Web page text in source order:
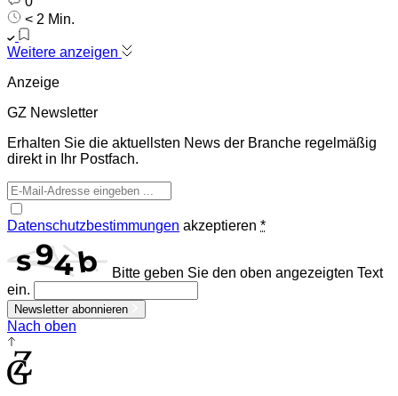
< 2 Min.
Weitere anzeigen
Anzeige
GZ Newsletter
Erhalten Sie die aktuellsten News der Branche regelmäßig
direkt in Ihr Postfach.
Datenschutzbestimmungen akzeptieren *
Bitte geben Sie den oben angezeigten Text
ein.
Newsletter abonnieren
Nach oben